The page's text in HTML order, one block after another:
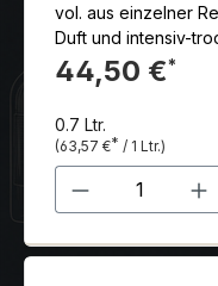
vol. aus einzelner
Duft und intensiv-
44,50 €*
0.7 Ltr.
(63,57 €* / 1 Ltr.)
Produkt